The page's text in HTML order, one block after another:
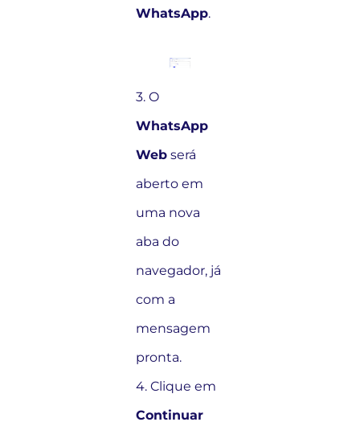
WhatsApp.
3. O
WhatsApp
Web será
aberto em
uma nova
aba do
navegador, já
com a
mensagem
pronta.
4. Clique em
Continuar